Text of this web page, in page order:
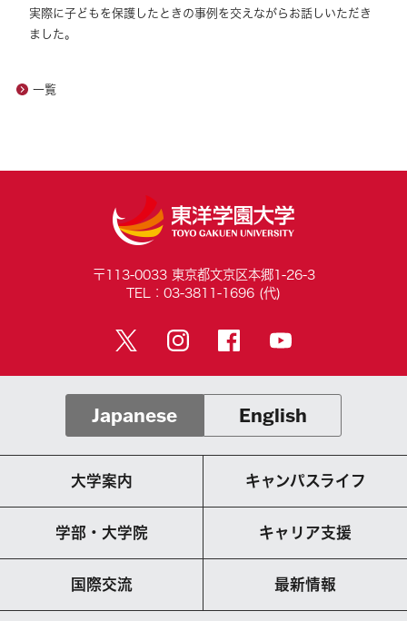
実際に子どもを保護したときの事例を交えながらお話しいただき
ました。
一覧
〒113-0033 東京都文京区本郷1-26-3
TEL：03-3811-1696 (代)
Japanese English
大学案内 キャンパスライフ
学部・大学院 キャリア支援
国際交流 最新情報